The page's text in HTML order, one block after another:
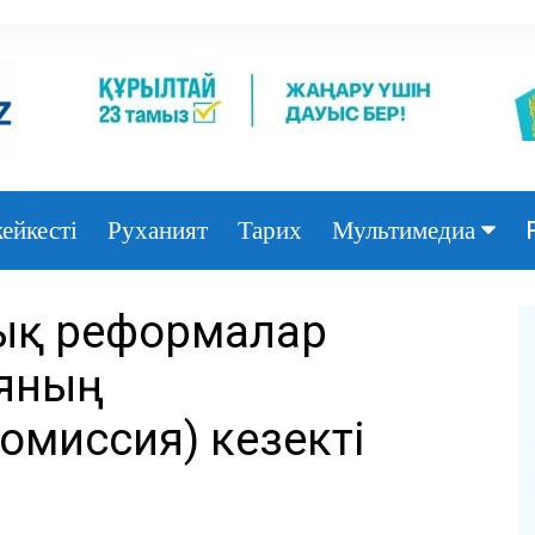
Руханият Тарих Мультимедиа
реформалар
кезекті